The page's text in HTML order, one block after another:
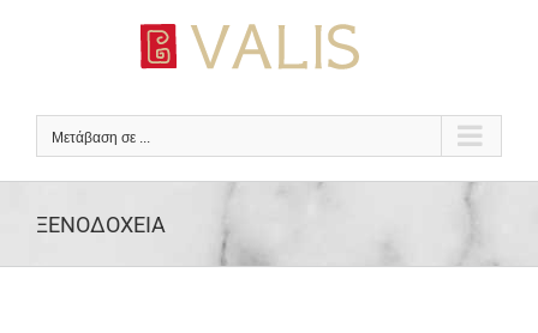
Μετάβαση σε ...
ΞΕΝΟΔΟΧΕΙΑ